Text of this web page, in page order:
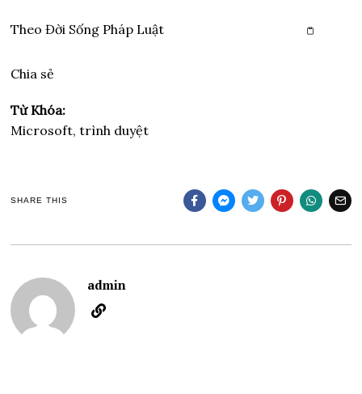
TheoĐời Sống Pháp Luật
Chia sẻ
Từ Khóa:
Microsoft, trình duyệt
SHARE THIS
admin